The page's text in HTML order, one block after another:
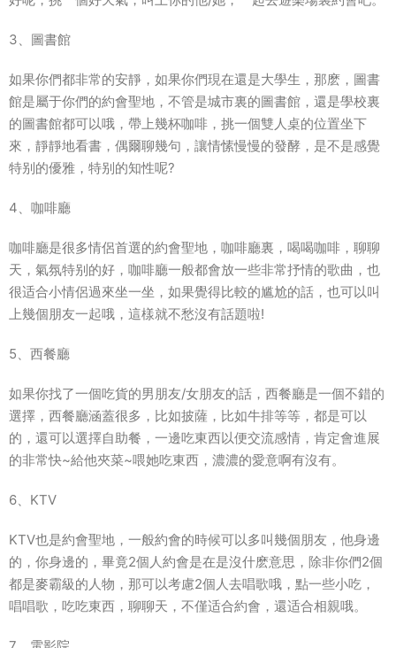
3、圖書館
如果你們都非常的安靜，如果你們現在還是大學生，那麽，圖書
館是屬于你們的約會聖地，不管是城市裏的圖書館，還是學校裏
的圖書館都可以哦，帶上幾杯咖啡，挑一個雙人桌的位置坐下
來，靜靜地看書，偶爾聊幾句，讓情愫慢慢的發酵，是不是感覺
特别的優雅，特别的知性呢?
4、咖啡廳
咖啡廳是很多情侶首選的約會聖地，咖啡廳裏，喝喝咖啡，聊聊
天，氣氛特别的好，咖啡廳一般都會放一些非常抒情的歌曲，也
很适合小情侶過來坐一坐，如果覺得比較的尴尬的話，也可以叫
上幾個朋友一起哦，這樣就不愁沒有話題啦!
5、西餐廳
如果你找了一個吃貨的男朋友/女朋友的話，西餐廳是一個不錯的
選擇，西餐廳涵蓋很多，比如披薩，比如牛排等等，都是可以
的，還可以選擇自助餐，一邊吃東西以便交流感情，肯定會進展
的非常快~給他夾菜~喂她吃東西，濃濃的愛意啊有沒有。
6、KTV
KTV也是約會聖地，一般約會的時候可以多叫幾個朋友，他身邊
的，你身邊的，畢竟2個人約會是在是沒什麽意思，除非你們2個
都是麥霸級的人物，那可以考慮2個人去唱歌哦，點一些小吃，
唱唱歌，吃吃東西，聊聊天，不僅适合約會，還适合相親哦。